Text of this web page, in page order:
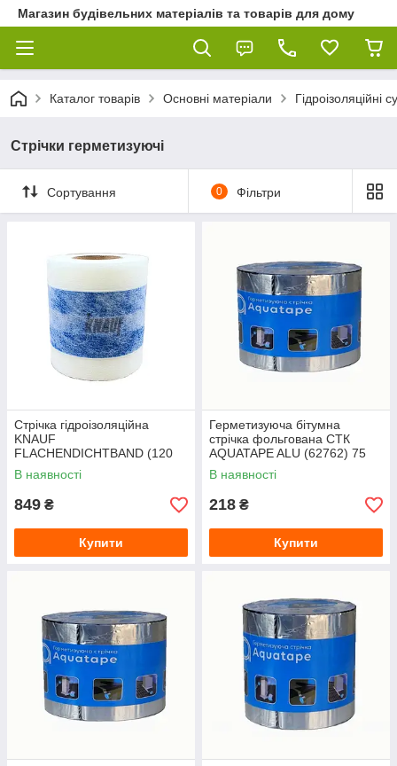
Магазин будівельних матеріалів та товарів для дому
Каталог товарів Основні матеріали Гідроізоляційні
Стрічки герметизуючі
Сортування 0 Фільтри
Стрічка гідроізоляційна
KNAUF
FLACHENDICHTBAND (120
мм) 10 м
В наявності
849 ₴
Купити
Герметизуюча бітумна
стрічка фольгована СТК
AQUATAPE ALU (62762) 75
мм, 3 м
В наявності
218 ₴
Купити